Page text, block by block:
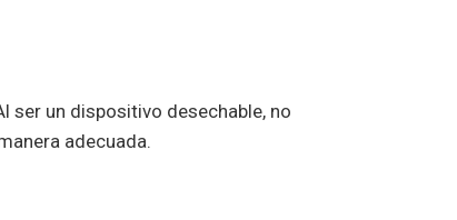
ser un dispositivo desechable, no
adecuada.